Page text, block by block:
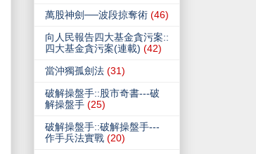
萬股神劍──波段掠奪術 (46)
向人民報告四大基金貪污案::
四大基金貪污案(連載) (42)
當沖獨孤劍法 (31)
破解操盤手::股市奇書---破
解操盤手 (25)
破解操盤手::破解操盤手---
作手兵法實戰 (20)